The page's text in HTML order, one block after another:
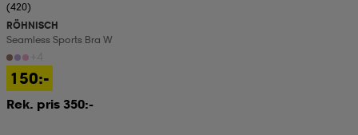
(420)
RÖHNISCH
Seamless Sports Bra W
150:-
Rek. pris 350:-